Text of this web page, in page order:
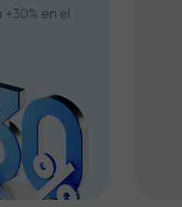
en el